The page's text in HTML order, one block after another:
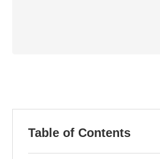
Table of Contents